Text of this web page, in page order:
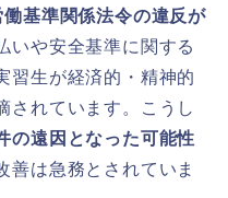
基準関係法令の違反が
いや安全基準に関する
習生が経済的・精神的
されています。こうし
の遠因となった可能性
善は急務とされていま